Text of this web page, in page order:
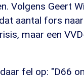
Volgens Geert
aantal fors
maar een
fel op: "D66